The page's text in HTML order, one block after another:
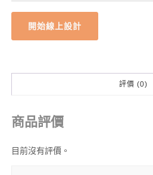
開始線上設計
評價 (0)
商品評價
目前沒有評價。